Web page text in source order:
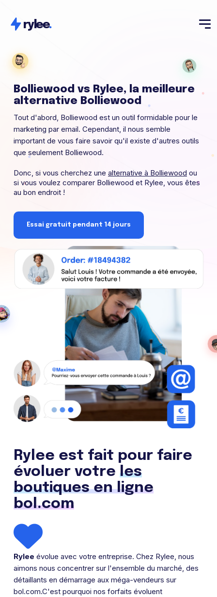
rylee.
Bolliewood vs Rylee, la meilleure
alternative Bolliewood
Tout d'abord, Bolliewood est un outil formidable pour le
marketing par email. Cependant, il nous semble
important de vous faire savoir qu'il existe d'autres outils
que seulement Bolliewood.
Donc, si vous cherchez une alternative à Bolliewood ou
si vous voulez comparer Bolliewood et Rylee, vous êtes
au bon endroit !
Essai gratuit pendant 14 jours
Rylee est fait pour faire
évoluer votre les
boutiques en ligne
bol.com
Rylee évolue avec votre entreprise. Chez Rylee, nous
aimons nous concentrer sur l'ensemble du marché, des
détaillants en démarrage aux méga-vendeurs sur
bol.com.C'est pourquoi nos forfaits évoluent